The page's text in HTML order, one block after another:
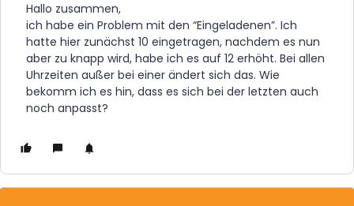
Hallo zusammen,
ich habe ein Problem mit den “Eingeladenen”. Ich
hatte hier zunächst 10 eingetragen, nachdem es nun
aber zu knapp wird, habe ich es auf 12 erhöht. Bei allen
Uhrzeiten außer bei einer ändert sich das. Wie
bekomm ich es hin, dass es sich bei der letzten auch
noch anpasst?